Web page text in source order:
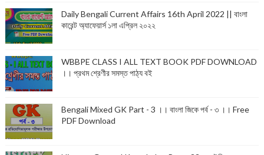
Daily Bengali Current Affairs 16th April 2022 || বাংলা
কারেন্ট অ্যাফেয়ার্স ১লা এপ্রিল ২০২২
WBBPE CLASS I ALL TEXT BOOK PDF DOWNLOAD
।। প্রথম শ্রেণীর সমস্ত পাঠ্য বই
Bengali Mixed GK Part - 3 ।। বাংলা জিকে পর্ব - ৩ ।। Free
PDF Download